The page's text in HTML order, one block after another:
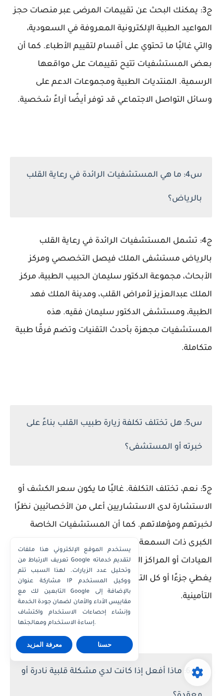
ج3: يمكنك البحث عن تقييمات المرضى عبر منصات حجز
المواعيد الطبية الإلكترونية المعروفة في السعودية،
والتي غالبًا ما تحتوي على أقسام لتقييم الأطباء. كما أن
بعض المستشفيات تتيح تقييمات على مواقعها
الرسمية. المنتديات الطبية ومجموعات الدعم على
وسائل التواصل الاجتماعي قد توفر أيضًا آراءً شخصية.
س4: ما هي المستشفيات الرائدة في رعاية القلب
بالرياض؟
ج4: تشمل المستشفيات الرائدة في رعاية القلب
بالرياض مستشفى الملك فيصل التخصصي ومركز
الأبحاث، مجموعة الدكتور سليمان الحبيب الطبية، مركز
الملك عبدالعزيز لأمراض القلب، ومدينة الملك فهد
الطبية، ومستشفى الدكتور سليمان فقيه. هذه
المستشفيات مجهزة بأحدث التقنيات وتضم فرقًا طبية
متكاملة.
س5: هل تختلف تكلفة زيارة طبيب القلب بناءً على
خبرته أو المستشفى؟
ج5: نعم، تختلف التكلفة. غالبًا ما يكون سعر الكشف أو
الاستشارة لدى الاستشاريين أعلى من الأخصائيين نظرًا
لخبرتهم ومؤهلاتهم. كما أن المستشفيات الخاصة
الكبرى ذات السمعة العالية قد تكون تكاليفها أعلى من
العيادات أو المراكز الأصغر. تذكر أن التأمين الصحي قد
يغطي جزءًا أو كل التكاليف، لذا تحقق من سياستك
التأمينية.
س6: ماذا أفعل إذا كانت لدي مشكلة قلبية نادرة أو
يستخدم الموقع الإلكتروني هذا ملفات
تعريف الارتباط من Google لتقديم خدماته
وتحليل عدد الزيارات. لهذا السبب تتم
مشاركة عنوان IP ووكيل المستخدم
التابعين لك مع Google بالإضافة إلى
مقاييس الأداء والأمان لضمان جودة الخدمة
وإنشاء إحصاءات الاستخدام واكتشاف
إساءة الاستخدام ومعالجتها.
معرفة المزيد حسنا